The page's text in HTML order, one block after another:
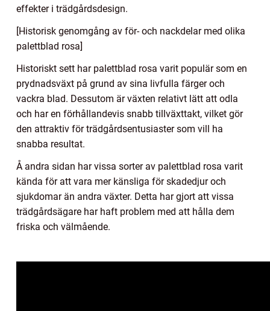
effekter i trädgårdsdesign.
[Historisk genomgång av för- och nackdelar med olika
palettblad rosa]
Historiskt sett har palettblad rosa varit populär som en
prydnadsväxt på grund av sina livfulla färger och
vackra blad. Dessutom är växten relativt lätt att odla
och har en förhållandevis snabb tillväxttakt, vilket gör
den attraktiv för trädgårdsentusiaster som vill ha
snabba resultat.
Å andra sidan har vissa sorter av palettblad rosa varit
kända för att vara mer känsliga för skadedjur och
sjukdomar än andra växter. Detta har gjort att vissa
trädgårdsägare har haft problem med att hålla dem
friska och välmående.